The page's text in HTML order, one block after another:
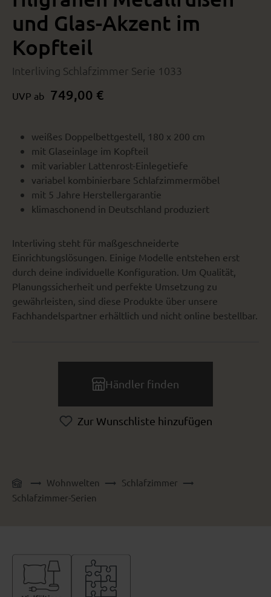
und Glas-Akzent im
Kopfteil
Interliving Schlafzimmer Serie 1033
UVP ab 749,00 €
weißes Doppelbettgestell, 180 x 200 cm
mit Glaseinlage im Kopfteil
mit variabler Lattenrost-Einlegetiefe
variabel kombinierbare Schlafzimmermöbel
mit 5 Jahre Herstellergarantie
klimaschonend in Deutschland produziert
Interliving steht für maßgeschneiderte
Einrichtungslösungen. Einige Modelle entstehen erst
durch deine individuelle Konfiguration. Um Qualität,
Planungssicherheit und perfekte Umsetzung zu
gewährleisten, sind diese Produkte über unsere
Fachhandelspartner erhältlich und nicht online bestellbar.
Händler finden
Zur Wunschliste hinzufügen
Wohnwelten
Schlafzimmer
Schlafzimmer-Serien